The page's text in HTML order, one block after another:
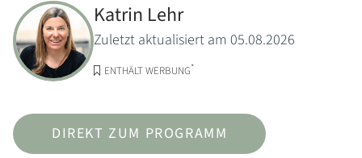
Katrin Lehr
Zuletzt aktualisiert am 05.08.2026
ENTHÄLT WERBUNG*
DIREKT ZUM PROGRAMM